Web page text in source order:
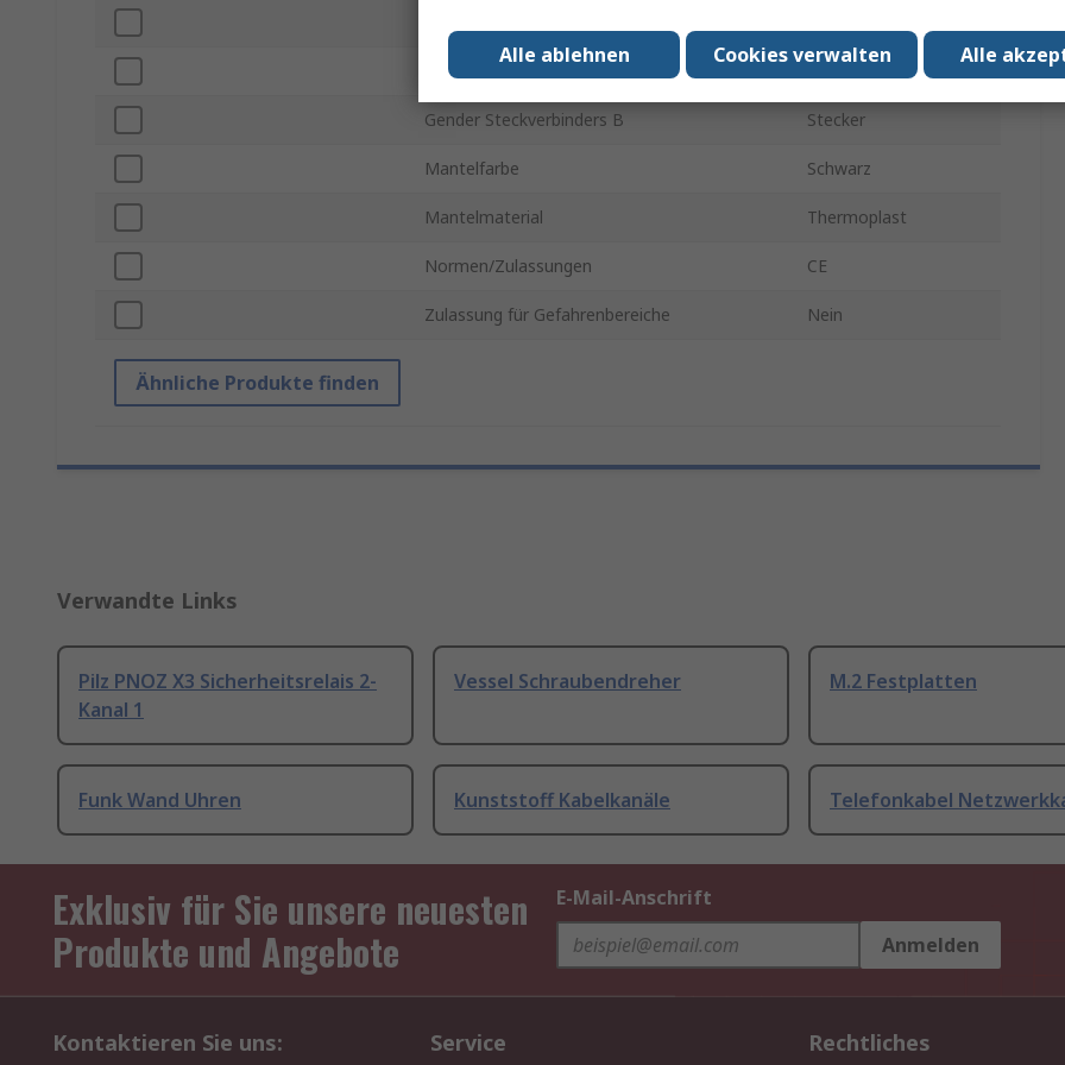
Gender Steckverbinders A
Gender Steckverbinders B Stecker
Mantelfarbe Schwarz
Mantelmaterial Thermoplast
Normen/Zulassungen CE
Zulassung für Gefahrenbereiche Nein
Ähnliche Produkte finden
Verwandte Links
Pilz PNOZ X3 Sicherheitsrelais 2-
Kanal 1
Vessel Schraubendreher M.2 Festplatten
Funk Wand Uhren Kunststoff Kabelkanäle Telefonkabel
Exklusiv für Sie unsere neuesten
Produkte und Angebote
E-Mail-Anschrift
Anmelden
Kontaktieren Sie uns: Service Rechtliches
Alle
Cookies verwalten
Alle ablehnen